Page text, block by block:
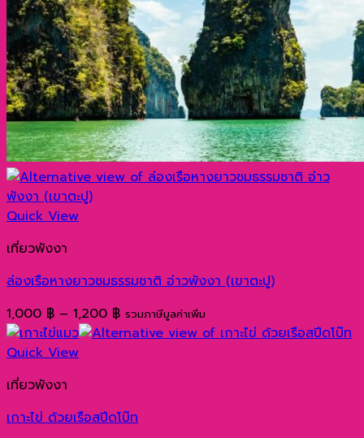
Quick View
เที่ยวพังงา
ล่องเรือหางยาวชมธรรมชาติ อ่าวพังงา (เขาตะปู)
1,000 ฿ – 1,200 ฿Price
range:
รวมภาษีมูลค่าเพิ่ม
Quick View
เที่ยวพังงา
เกาะไข่ ด้วยเรือสปีดโบ๊ท